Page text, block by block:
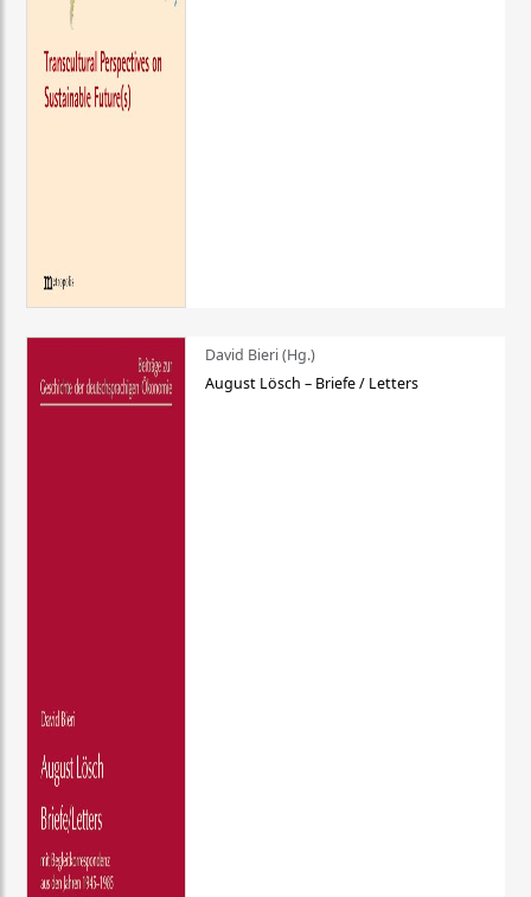
David Bieri (Hg.)
August Lösch – Briefe / Letters